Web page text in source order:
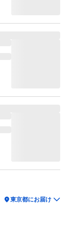
location_on東京都にお届け